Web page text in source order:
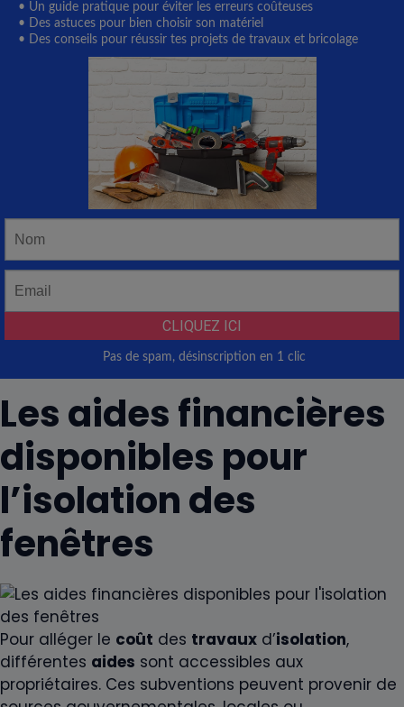
Les aides financières
disponibles pour
l’isolation des
fenêtres
Pour alléger le coût des travaux d’isolation,
différentes aides sont accessibles aux
propriétaires. Ces subventions peuvent provenir de